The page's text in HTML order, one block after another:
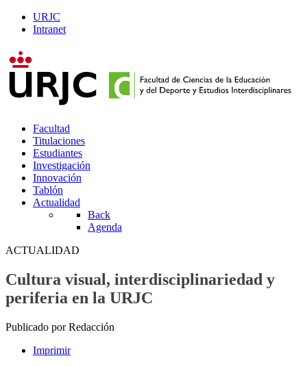
URJC
Intranet
Facultad
Titulaciones
Estudiantes
Investigación
Innovación
Tablón
Actualidad
Back
Agenda
ACTUALIDAD
Cultura visual, interdisciplinariedad y
periferia en la URJC
Publicado por Redacción
Imprimir